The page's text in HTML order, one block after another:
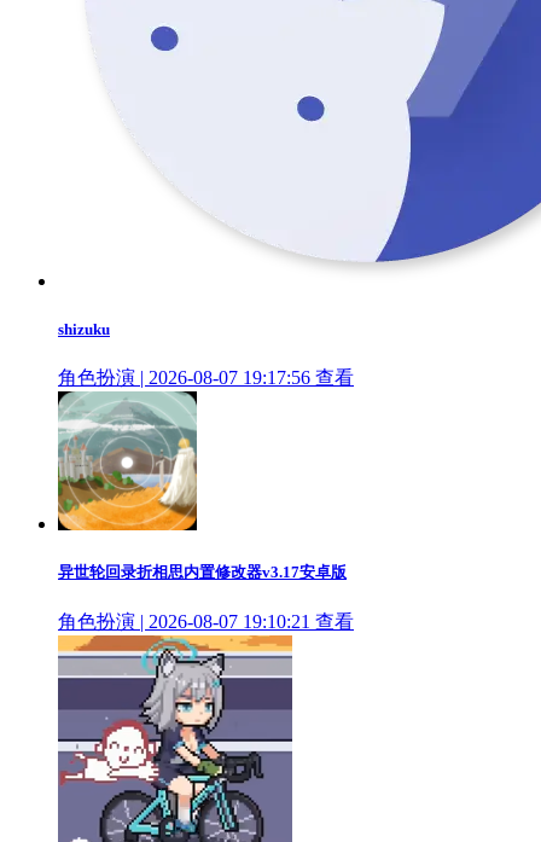
shizuku
角色扮演 | 2026-08-07 19:17:56 查看
异世轮回录折相思内置修改器v3.17安卓版
角色扮演 | 2026-08-07 19:10:21 查看